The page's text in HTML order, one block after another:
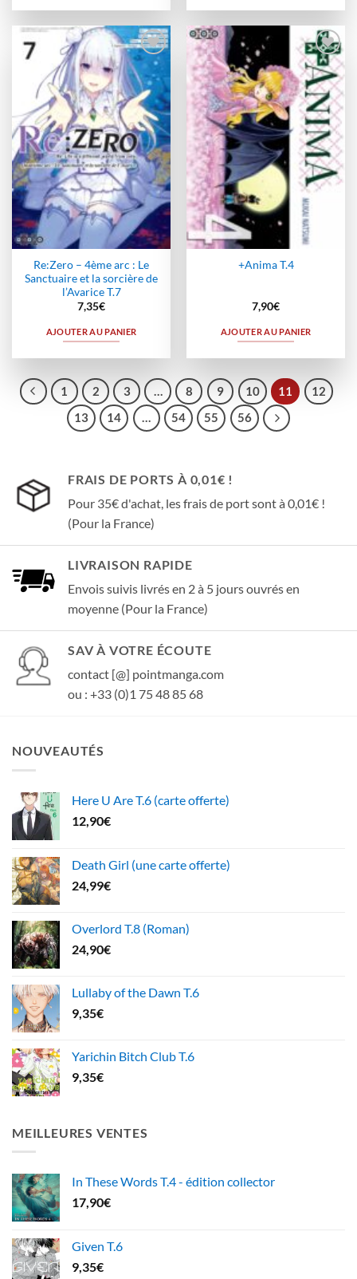
Ajouter
à la
wishlist
Re:Zero – 4ème arc : Le
Sanctuaire et la sorcière de
l’Avarice T.7
7,35€
AJOUTER AU PANIER
Ajouter
à la
wishlist
+Anima T.4
7,90€
AJOUTER AU PANIER
1 2 3 … 8 9 10 11
12
13
14 … 54 55 56
FRAIS DE PORTS À 0,01€ !
Pour 35€ d'achat, les frais de port sont à 0,01€ !
(Pour la France)
LIVRAISON RAPIDE
Envois suivis livrés en 2 à 5 jours ouvrés en
moyenne (Pour la France)
SAV À VOTRE ÉCOUTE
contact [@] pointmanga.com
ou : +33 (0)1 75 48 85 68
NOUVEAUTÉS
Here U Are T.6 (carte offerte)
12,90€
Death Girl (une carte offerte)
24,99€
Overlord T.8 (Roman)
24,90€
Lullaby of the Dawn T.6
9,35€
Yarichin Bitch Club T.6
9,35€
MEILLEURES VENTES
In These Words T.4 - édition collector
17,90€
Given T.6
9,35€